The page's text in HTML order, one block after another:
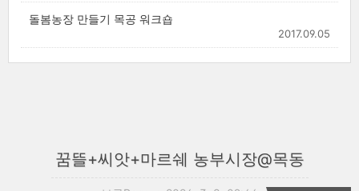
돌봄농장 만들기 목공 워크숍
2017.09.05
꿈뜰+씨앗+마르쉐 농부시장@목동